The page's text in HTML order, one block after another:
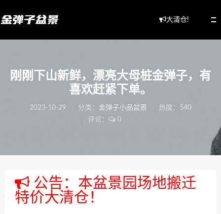
大清仓!
刚刚下山新鲜，漂亮大母桩金弹子，有
喜欢赶紧下单。
2023-10-29 分类： 金弹子小品盆景
热度：540
评论：
0
公告：本盆景园场地搬迁
特价大清仓！